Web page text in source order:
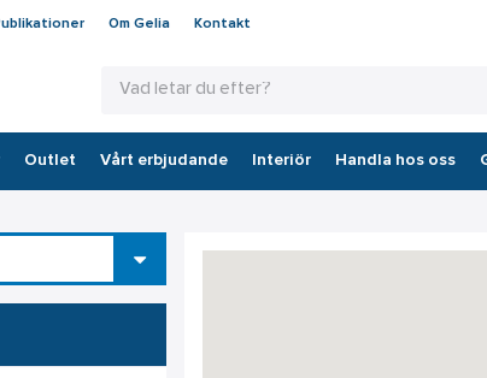
Om Gelia Kontakt
Outlet Vårt erbjudande Interiör Handla hos oss